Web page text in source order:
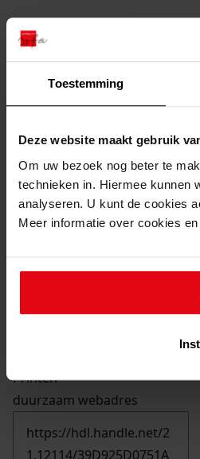
Toestemming
Deze website maakt gebruik
Om uw bezoek nog beter te
technieken in. Hiermee kunnen
analyseren. U kunt de cookies
Meer informatie over cookies
Doorsturen per email
Printen
duurzaam webadres